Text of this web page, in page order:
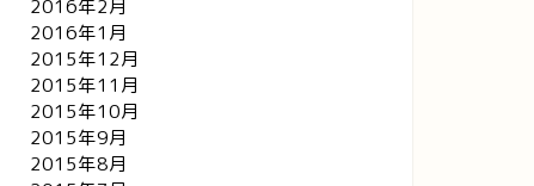
2016年2月
2016年1月
2015年12月
2015年11月
2015年10月
2015年9月
2015年8月